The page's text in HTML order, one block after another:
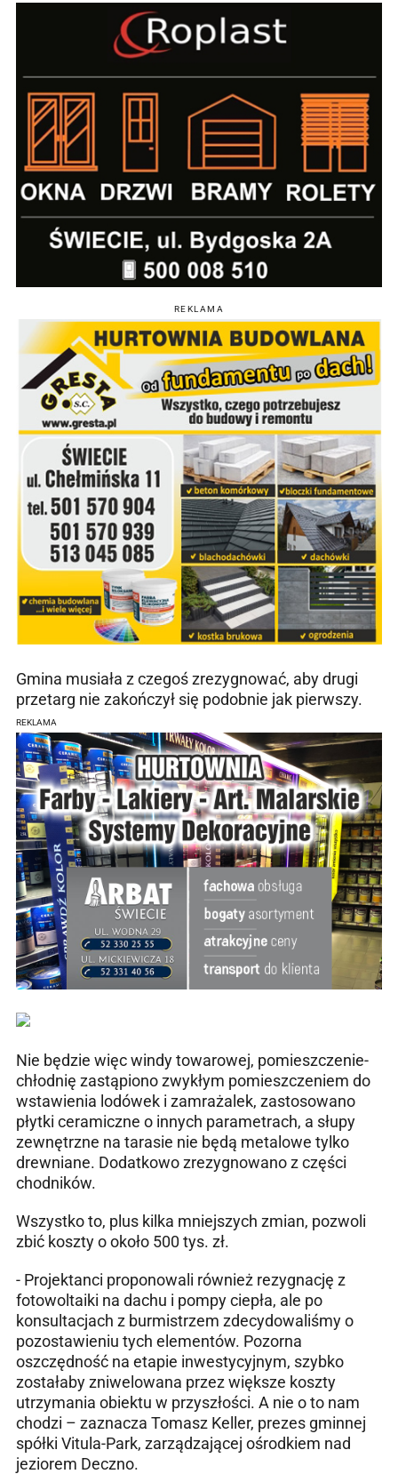
REKLAMA
Gmina musiała z czegoś zrezygnować, aby drugi
przetarg nie zakończył się podobnie jak pierwszy.
REKLAMA
Nie będzie więc windy towarowej, pomieszczenie-
chłodnię zastąpiono zwykłym pomieszczeniem do
wstawienia lodówek i zamrażalek, zastosowano
płytki ceramiczne o innych parametrach, a słupy
zewnętrzne na tarasie nie będą metalowe tylko
drewniane. Dodatkowo zrezygnowano z części
chodników.
Wszystko to, plus kilka mniejszych zmian, pozwoli
zbić koszty o około 500 tys. zł.
- Projektanci proponowali również rezygnację z
fotowoltaiki na dachu i pompy ciepła, ale po
konsultacjach z burmistrzem zdecydowaliśmy o
pozostawieniu tych elementów. Pozorna
oszczędność na etapie inwestycyjnym, szybko
zostałaby zniwelowana przez większe koszty
utrzymania obiektu w przyszłości. A nie o to nam
chodzi – zaznacza Tomasz Keller, prezes gminnej
spółki Vitula-Park, zarządzającej ośrodkiem nad
jeziorem Deczno.